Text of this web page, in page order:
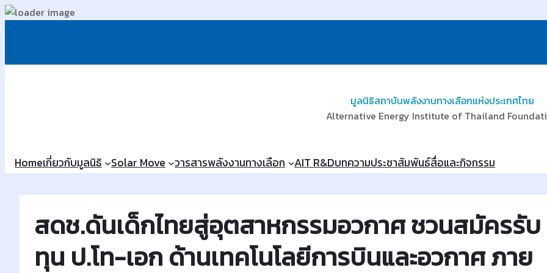
มูลนิธิสถาบันพลังงานทางเลือกแห่งประเทศไทย
Alternative Energy Institute of Thailand
Homeเกี่ยวกับมูลนิธิ Solar Move วารสารพลังงานทางเลือก AIT R&Dบทความประชาสัมพันธ์สื่อและกิจกรรม
สดช.ดันเด็กไทยสู่อุตสาหกรรมอวกาศ ชวนสมัครรับ
ทุน ป.โท-เอก ด้านเทคโนโลยีการบินและอวกาศ ภาย